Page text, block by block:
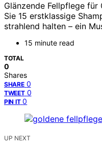
Glänzende Fellpflege für
Sie 15 erstklassige
strahlend halten – ein
15 minute read
TOTAL
0
Shares
SHARE 0
TWEET 0
PIN IT 0
UP NEXT